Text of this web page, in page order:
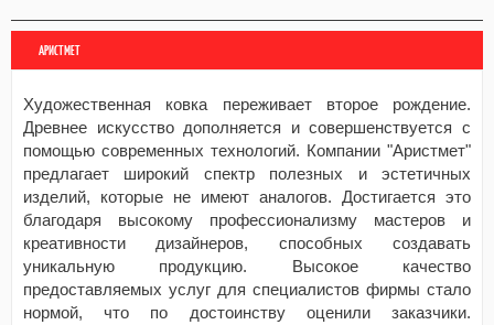
АРИСТМЕТ
Художественная ковка переживает второе рождение.
Древнее искусство дополняется и совершенствуется с
помощью современных технологий. Компании "Аристмет"
предлагает широкий спектр полезных и эстетичных
изделий, которые не имеют аналогов. Достигается это
благодаря высокому профессионализму мастеров и
креативности дизайнеров, способных создавать
уникальную продукцию. Высокое качество
предоставляемых услуг для специалистов фирмы стало
нормой, что по достоинству оценили заказчики.